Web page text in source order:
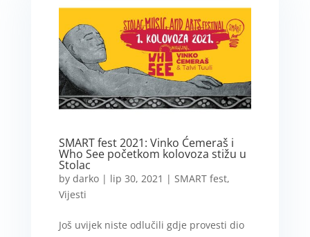
SMART fest 2021: Vinko Ćemeraš i
Who See početkom kolovoza stižu u
Stolac
by darko| lip 30, 2021 | SMART fest,
Vijesti
Još uvijek niste odlučili gdje provesti dio